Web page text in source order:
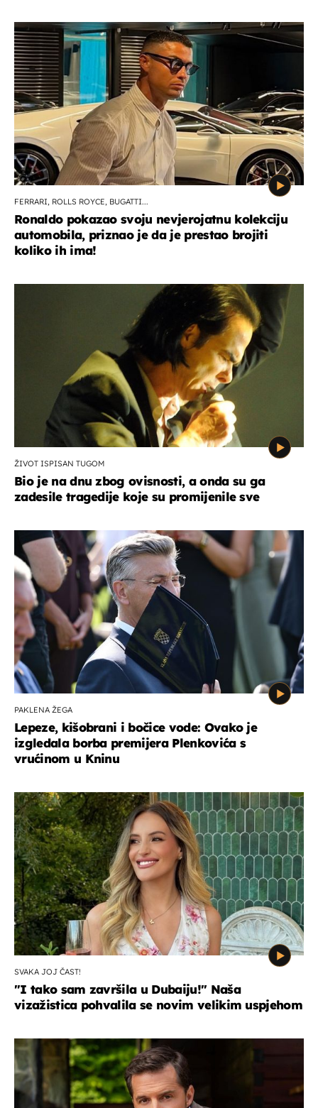
FERRARI, ROLLS ROYCE, BUGATTI...
Ronaldo pokazao svoju nevjerojatnu kolekciju
automobila, priznao je da je prestao brojiti
koliko ih ima!
ŽIVOT ISPISAN TUGOM
Bio je na dnu zbog ovisnosti, a onda su ga
zadesile tragedije koje su promijenile sve
PAKLENA ŽEGA
Lepeze, kišobrani i bočice vode: Ovako je
izgledala borba premijera Plenkovića s
vrućinom u Kninu
SVAKA JOJ ČAST!
"I tako sam završila u Dubaiju!" Naša
vizažistica pohvalila se novim velikim uspjehom